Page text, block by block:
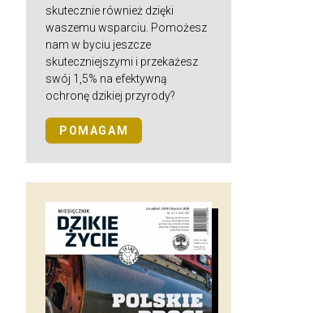
skutecznie również dzięki
waszemu wsparciu. Pomożesz
nam w byciu jeszcze
skuteczniejszymi i przekażesz
swój 1,5% na efektywną
ochronę dzikiej przyrody?
POMAGAM